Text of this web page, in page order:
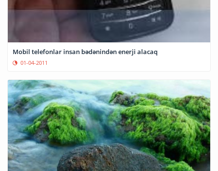
Mobil telefonlar insan bədənindən enerji alacaq
01-04-2011